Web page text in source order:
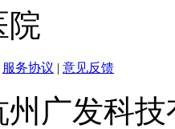
院
服务协议 | 意见反馈
州广发科